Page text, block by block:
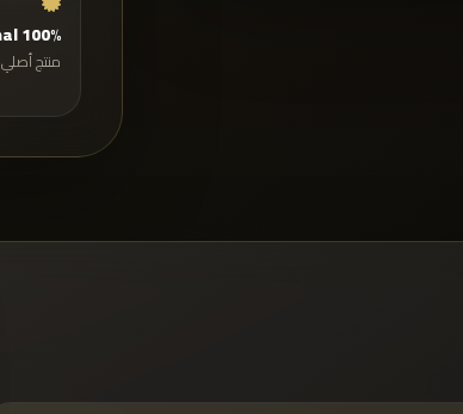
100% Original
منتج أصلي